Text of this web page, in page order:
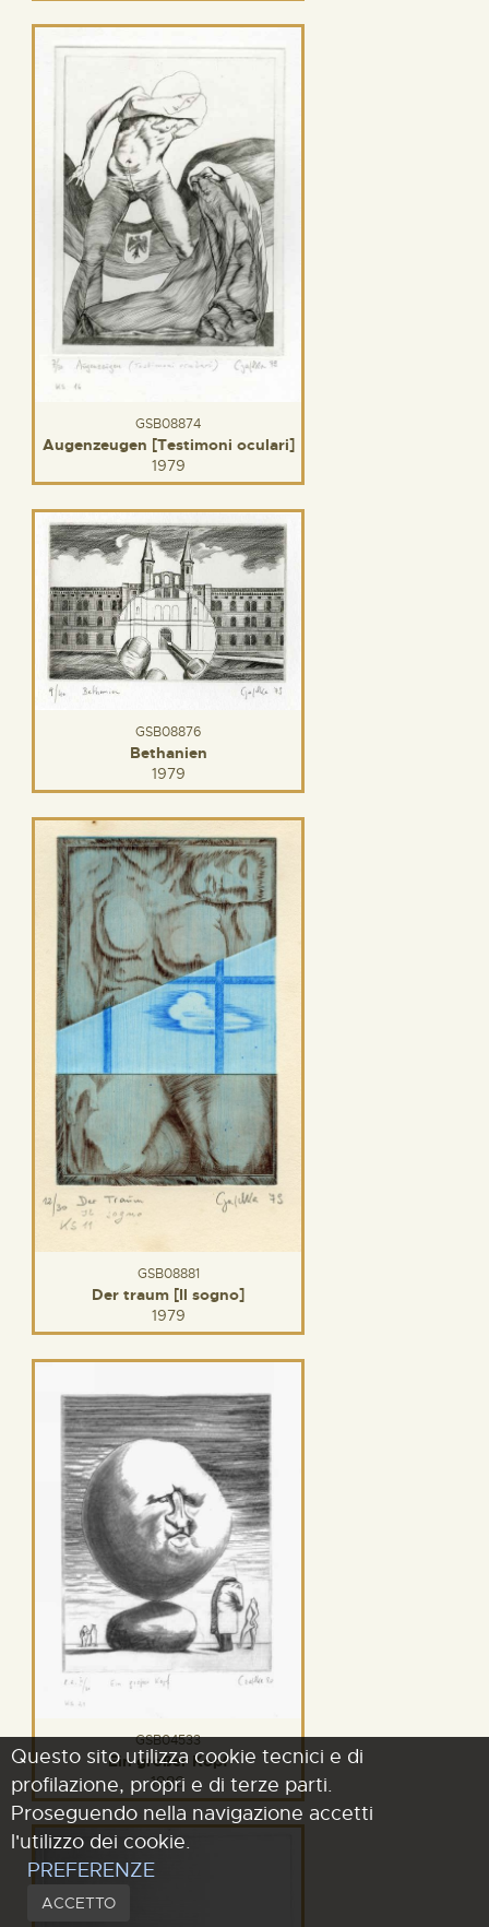
GSB08874
Augenzeugen [Testimoni oculari]
1979
GSB08876
Bethanien
1979
GSB08881
Der traum [Il sogno]
1979
GSB04533
Ein großer Kopf
1980
Questo sito utilizza cookie tecnici e di
profilazione, propri e di terze parti.
Proseguendo nella navigazione accetti
l'utilizzo dei cookie.
PREFERENZE
ACCETTO